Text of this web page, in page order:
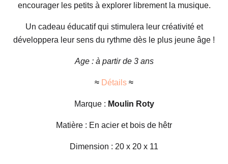
encourager les petits à explorer librement la musique.
Un cadeau éducatif qui stimulera leur créativité et
développera leur sens du rythme dès le plus jeune âge !
Age : à partir de 3 ans
≈ Détails ≈
Marque : Moulin Roty
Matière : En acier et bois de hêtr
Dimension : 20 x 20 x 11